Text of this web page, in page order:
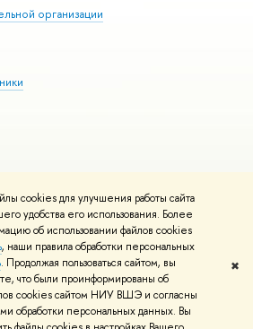
cookies для улучшения работы сайта
удобства его использования. Более
об использовании файлов cookies
, наши правила обработки персональных
. Продолжая пользоваться сайтом, вы
что были проинформированы об
cookies сайтом НИУ ВШЭ и согласны
обработки персональных данных. Вы
✖
организации
возможностями
Адреса и контакты Условия использования
Карта сайта